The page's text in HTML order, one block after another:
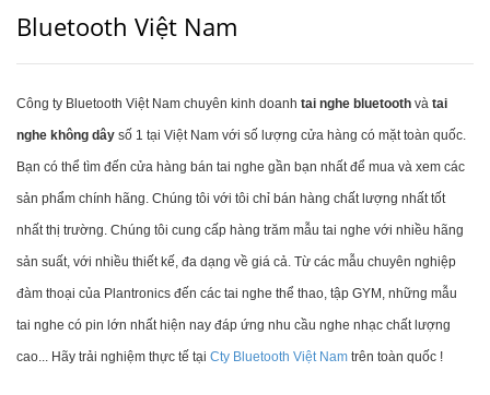
Bluetooth Việt Nam
Công ty Bluetooth Việt Nam chuyên kinh doanh tai nghe bluetooth và tai
nghe không dây số 1 tại Việt Nam với số lượng cửa hàng có mặt toàn quốc.
Bạn có thể tìm đến cửa hàng bán tai nghe gần bạn nhất để mua và xem các
sản phẩm chính hãng. Chúng tôi với tôi chỉ bán hàng chất lượng nhất tốt
nhất thị trường. Chúng tôi cung cấp hàng trăm mẫu tai nghe với nhiều hãng
sản suất, với nhiều thiết kế, đa dạng về giá cả. Từ các mẫu chuyên nghiệp
đàm thoại của Plantronics đến các tai nghe thể thao, tập GYM, những mẫu
tai nghe có pin lớn nhất hiện nay đáp ứng nhu cầu nghe nhạc chất lượng
cao... Hãy trải nghiệm thực tế tại Cty Bluetooth Việt Nam trên toàn quốc !